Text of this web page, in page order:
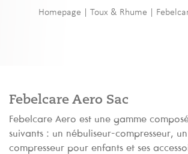
Homepage | Toux & Rhume |
Febelcare Aero Sac
Febelcare Aero est une gamme
suivants : un nébuliseur-compresseur,
compresseur pour enfants et ses